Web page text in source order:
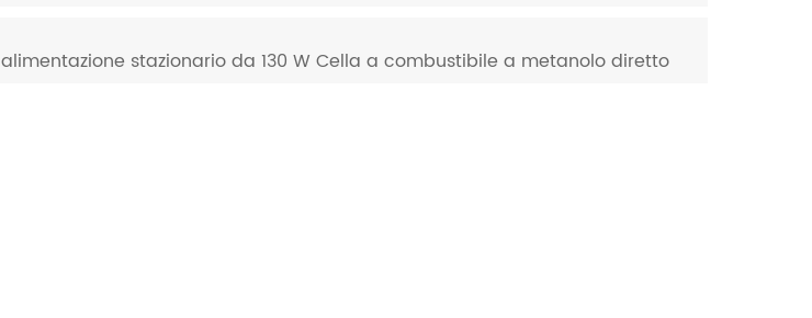
stazionario da 130 W Cella a combustibile a metanolo diretto